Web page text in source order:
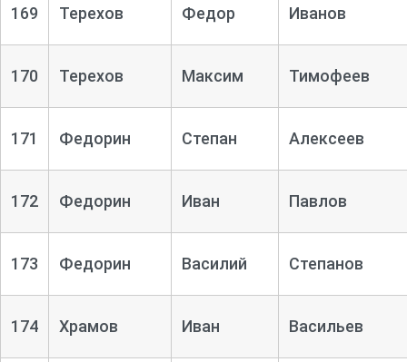
169 Терехов Федор Иванов
170 Терехов Максим Тимофеев
171 Федорин Степан Алексеев
172 Федорин Иван Павлов
173 Федорин Василий Степанов
174 Храмов Иван Васильев